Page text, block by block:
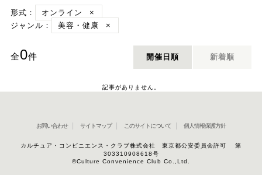
形式：
オンライン
×
ジャンル：
美容・健康 ×
全0件 開催日順 新着順
記事がありません。
お問い合わせ サイトマップ このサイトについて 個人情報保護方針
カルチュア・コンビニエンス・クラブ株式会社 東京都公安委員会許可 第
303310908618号
©Culture Convenience Club Co.,Ltd.